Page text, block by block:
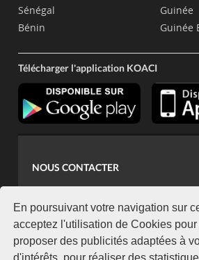
En poursuivant votre navigation sur
acceptez l'utilisation de Cookies
proposer des publicités adaptées à
d'intérêts, pour réaliser des
Sénégal
Bénin
Guinée
Guinée
Télécharger l'application KOACI
NOUS CONTACTER
koaci@yahoo.fr
+225 07 08 85 52 93